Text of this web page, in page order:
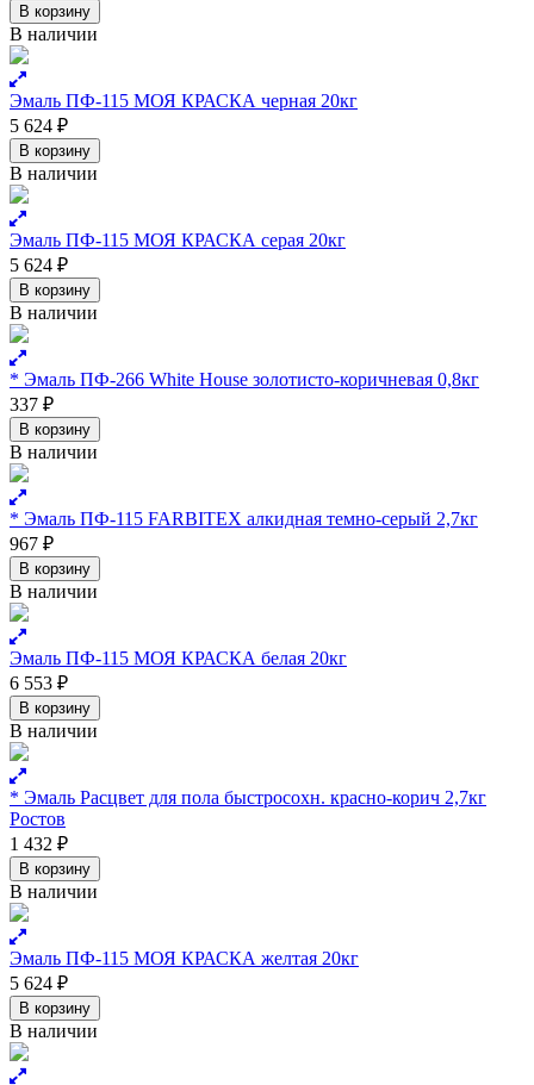
В корзину
В наличии
Эмаль ПФ-115 МОЯ КРАСКА черная 20кг
5 624 ₽
В корзину
В наличии
Эмаль ПФ-115 МОЯ КРАСКА серая 20кг
5 624 ₽
В корзину
В наличии
* Эмаль ПФ-266 White House золотисто-коричневая 0,8кг
337 ₽
В корзину
В наличии
* Эмаль ПФ-115 FARBITEX алкидная темно-серый 2,7кг
967 ₽
В корзину
В наличии
Эмаль ПФ-115 МОЯ КРАСКА белая 20кг
6 553 ₽
В корзину
В наличии
* Эмаль Расцвет для пола быстросохн. красно-корич 2,7кг
Ростов
1 432 ₽
В корзину
В наличии
Эмаль ПФ-115 МОЯ КРАСКА желтая 20кг
5 624 ₽
В корзину
В наличии